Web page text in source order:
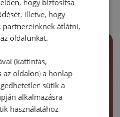
hogy biztosítsa
illetve, hogy
partnereinknek átlátni,
oldalunkat.
(kattintás,
az oldalon) a honlap
sütik a
alkalmazásra
használatához